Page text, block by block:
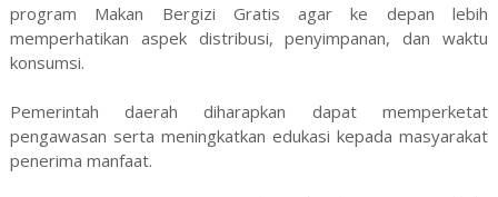
program Makan Bergizi Gratis agar ke depan lebih
memperhatikan aspek distribusi, penyimpanan, dan waktu
konsumsi.
Pemerintah daerah diharapkan dapat memperketat
pengawasan serta meningkatkan edukasi kepada masyarakat
penerima manfaat.